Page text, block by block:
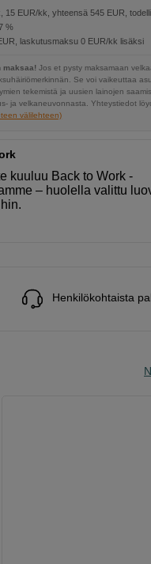
15 EUR/kk, yhteensä 545 EUR,
%
laskutusmaksu 0 EUR/kk lisäksi
maksaa! Jos et pysty maksamaan
Se voi vaikeuttaa
tekemistä ja uusien lainojen
ja velkaneuvonnasta. Yhteystiedot
välilehteen)
kuuluu Back to Work -
– huolella valittu
Henkilökohtaista